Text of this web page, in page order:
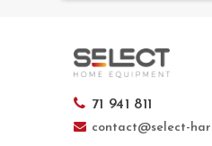
71 941 811
contact@select-